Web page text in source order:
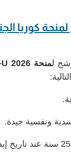
لمنحة GKS-U 2026
ونفسية جيدة.